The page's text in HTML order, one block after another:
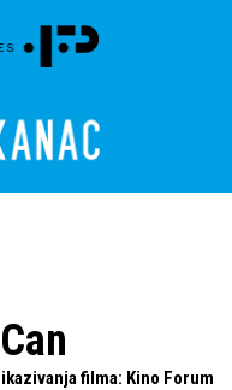
filma: Kino Forum